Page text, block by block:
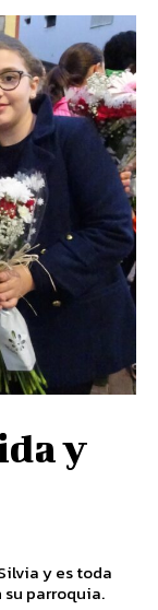
y
y es toda
parroquia.